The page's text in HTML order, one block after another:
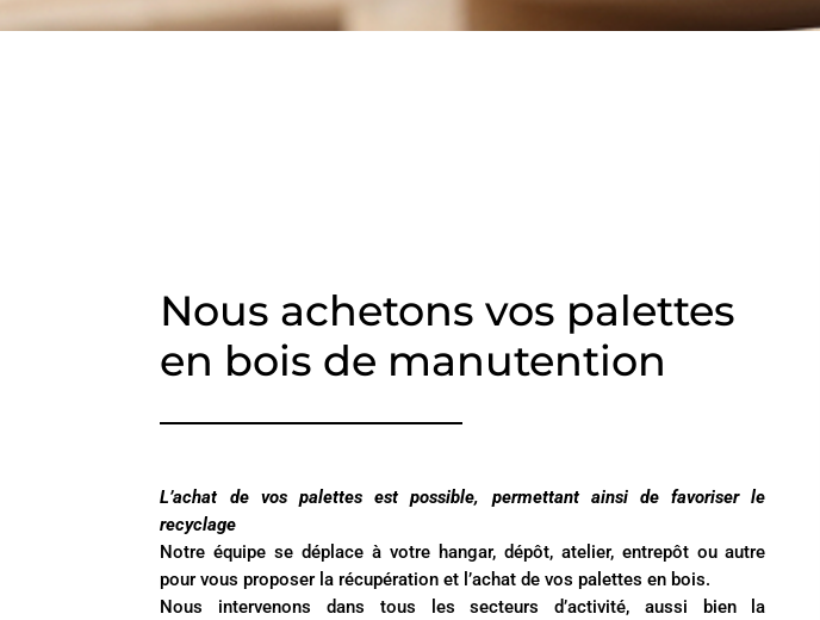
Nous achetons vos palettes
en bois de manutention
L’achat de vos palettes est possible, permettant ainsi de favoriser le
recyclage
Notre équipe se déplace à votre hangar, dépôt, atelier, entrepôt ou autre
pour vous proposer la récupération et l’achat de vos palettes en bois.
Nous intervenons dans tous les secteurs d’activité, aussi bien la